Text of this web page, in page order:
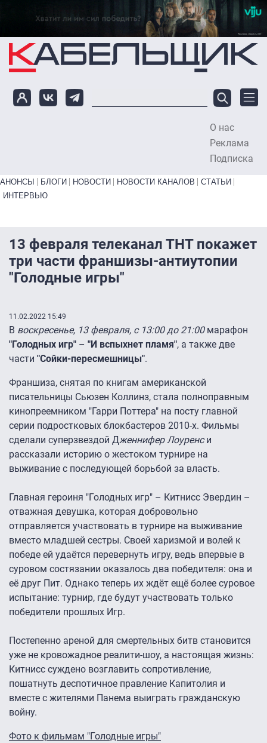
Перейти к основному содержанию
О нас
Реклама
Подписка
Primary links bottom
АНОНСЫ БЛОГИ НОВОСТИ НОВОСТИ КАНАЛОВ
СТАТЬИ
ИНТЕРВЬЮ
13 февраля телеканал ТНТ покажет
три части франшизы-антиутопии
"Голодные игры"
11.02.2022 15:49
В воскресенье, 13 февраля, с 13:00 до 21:00марафон
"Голодных игр" – "И вспыхнет пламя", а также две
части "Сойки-пересмешницы".
Франшиза, снятая по книгам американской
писательницы Сьюзен Коллинз, стала полноправным
кинопреемником "Гарри Поттера" на посту главной
серии подростковых блокбастеров 2010-х. Фильмы
сделали суперзвездой Дженнифер Лоуренси
рассказали историю о жестоком турнире на
выживание с последующей борьбой за власть.
Главная героиня "Голодных игр" – Китнисс Эвердин –
отважная девушка, которая добровольно
отправляется участвовать в турнире на выживание
вместо младшей сестры. Своей харизмой и волей к
победе ей удаётся перевернуть игру, ведь впервые в
суровом состязании оказалось два победителя: она и
её друг Пит. Однако теперь их ждёт ещё более суровое
испытание: турнир, где будут участвовать только
победители прошлых Игр.
Постепенно ареной для смертельных битв становится
уже не кровожадное реалити-шоу, а настоящая жизнь:
Китнисс суждено возглавить сопротивление,
пошатнуть деспотичное правление Капитолия и
вместе с жителями Панема выиграть гражданскую
войну.
Фото к фильмам "Голодные игры"